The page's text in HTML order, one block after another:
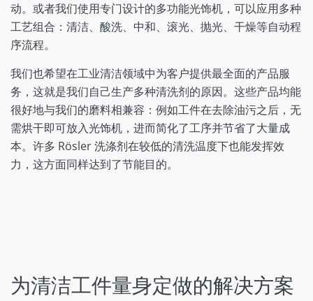
动。或者我们使用专门设计的多功能光饰机，可以应用多种
工艺组合：清洁、酸洗、中和、滚光、抛光、干燥等自动程
序流程。
我们也希望在工业清洁领域中为客户提供最全面的产品服
务，这就是我们自己生产多种清洗剂的原因。这些产品均能
很好地与我们的磨料相兼容：例如工件在去除油污之后，无
需烘干即可放入光饰机，进而简化了工序并节省了大量成
本。许多 Rösler 洗涤剂在较低的清洗温度下也能发挥效
力，这方面同样达到了节能目的。
为清洁工件量身定做的解决方案